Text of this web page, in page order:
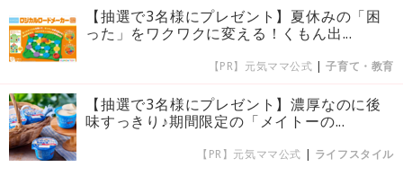
【抽選で3名様にプレゼント】夏休みの「困
った」をワクワクに変える！くもん出...
【PR】元気ママ公式 |子育て・教育
【抽選で3名様にプレゼント】濃厚なのに後
味すっきり♪期間限定の「メイトーの...
【PR】元気ママ公式 | ライフスタイル